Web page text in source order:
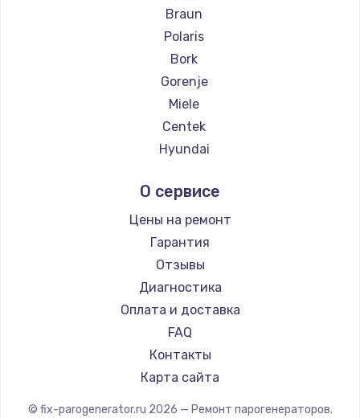
Ремонт цепей питания
Заказать
1500 руб.
1100 руб.
Заказать
700 руб.
Заказать
Braun
Polaris
Bork
Gorenje
Miele
Centek
Hyundai
DELTA
Silter
Chayka
Beko
Vivitek
RED solution
О сервисе
Цены на ремонт
Гарантия
Отзывы
Диагностика
Оплата и доставка
FAQ
Контакты
Карта сайта
© fix-parogenerator.ru 2026 — Ремонт парогенераторов.